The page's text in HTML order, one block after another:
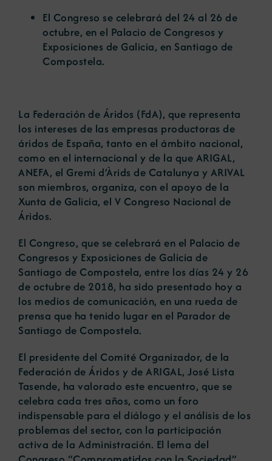
Noticias
Contacto
El Congreso se celebrará del 24 al 26 de
octubre, en el Palacio de Congresos y
Exposiciones de Galicia, en Santiago de
Compostela.
La Federación de Áridos (FdA), que representa
los intereses de las empresas productoras de
áridos de España, tanto en el ámbito nacional,
como en el internacional y de la que ARIGAL,
ANEFA, el Gremi d’Àrids de Catalunya y ARIVAL
son miembros, organiza, con el apoyo de la
Xunta de Galicia, el V Congreso Nacional de
Áridos.
El Congreso, que se celebrará en el Palacio de
Congresos y Exposiciones de Galicia de
Santiago de Compostela, entre los días 24 y 26
de octubre de 2018, ha sido presentado hoy a
los medios de comunicación, en una rueda de
prensa que ha tenido lugar en el Parador de
Santiago de Compostela.
El presidente del Comité Organizador, de la
Federación de Áridos y de ARIGAL, José Lista
Tasende, ha valorado este encuentro, que se
celebra cada tres años, como un foro
indispensable para el diálogo y el análisis de los
problemas del sector, con la participación
activa de la Administración. El lema del